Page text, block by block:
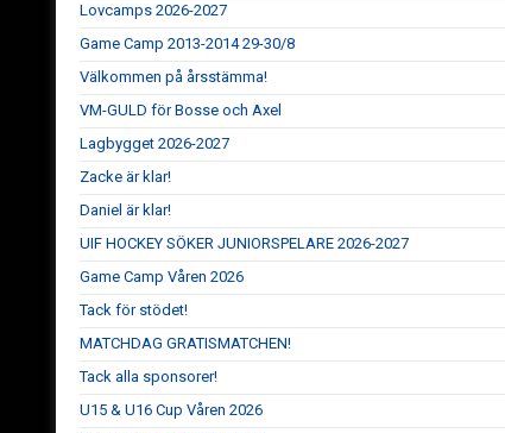
Lovcamps 2026-2027
Game Camp 2013-2014 29-30/8
Välkommen på årsstämma!
VM-GULD för Bosse och Axel
Lagbygget 2026-2027
Zacke är klar!
Daniel är klar!
UIF HOCKEY SÖKER JUNIORSPELARE 2026-2027
Game Camp Våren 2026
Tack för stödet!
MATCHDAG GRATISMATCHEN!
Tack alla sponsorer!
U15 & U16 Cup Våren 2026